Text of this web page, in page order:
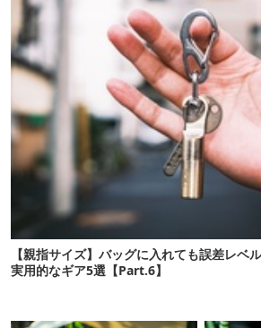
【親指サイズ】バッグに入れても誤差レベ
実用的なギア5選【Part.6】